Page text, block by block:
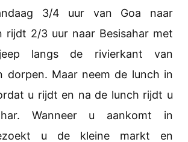
3/4 uur van Goa naar
rijdt 2/3 uur naar Besisahar met
langs de rivierkant van
dorpen. Maar neem de lunch in
u rijdt en na de lunch rijdt u
Wanneer u aankomt in
u de kleine markt en